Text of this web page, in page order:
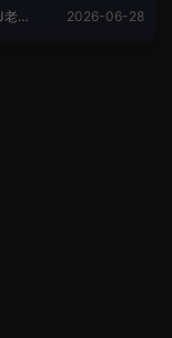
王
2026-06-28